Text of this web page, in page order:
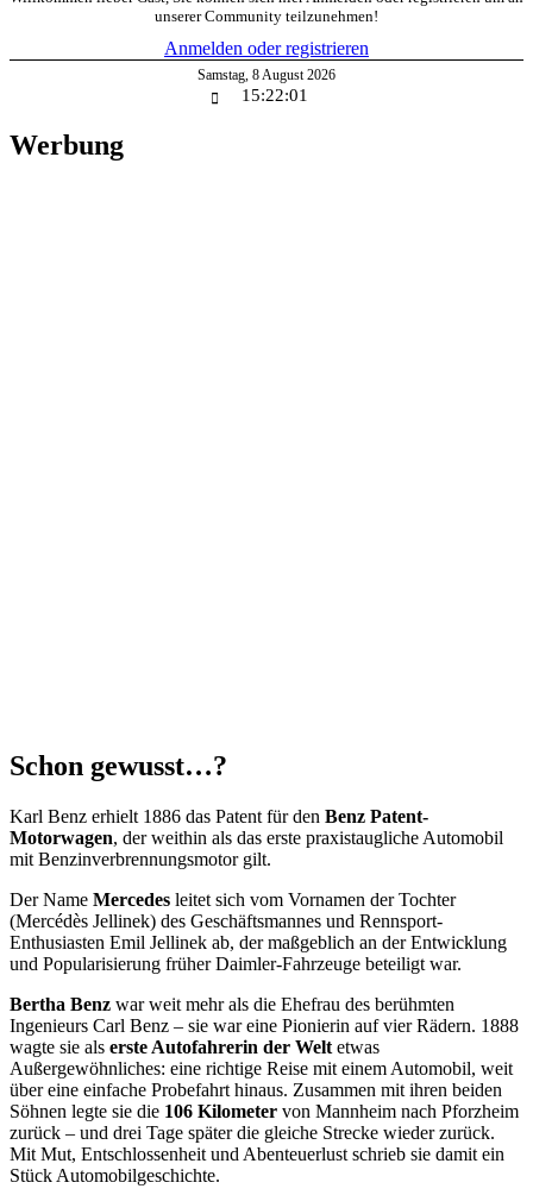
unserer Community teilzunehmen!
Anmelden oder registrieren
Samstag 8 August 2026
15:22:02
Werbung
Schon gewusst…?
Karl Benz erhielt 1886 das Patent für den Benz Patent-
Motorwagen, der weithin als das erste praxistaugliche Automobil
mit Benzinverbrennungsmotor gilt.
Der Name Mercedes leitet sich vom Vornamen der Tochter
(Mercédès Jellinek) des Geschäftsmannes und Rennsport-
Enthusiasten Emil Jellinek ab, der maßgeblich an der Entwicklung
und Popularisierung früher Daimler-Fahrzeuge beteiligt war.
Bertha Benz war weit mehr als die Ehefrau des berühmten
Ingenieurs Carl Benz – sie war eine Pionierin auf vier Rädern. 1888
wagte sie als erste Autofahrerin der Welt etwas
Außergewöhnliches: eine richtige Reise mit einem Automobil, weit
über eine einfache Probefahrt hinaus. Zusammen mit ihren beiden
Söhnen legte sie die 106 Kilometer von Mannheim nach Pforzheim
zurück – und drei Tage später die gleiche Strecke wieder zurück.
Mit Mut, Entschlossenheit und Abenteuerlust schrieb sie damit ein
Stück Automobilgeschichte.